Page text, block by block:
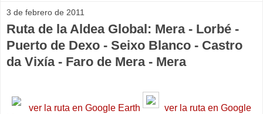
3 de febrero de 2011
Ruta de la Aldea Global: Mera - Lorbé -
Puerto de Dexo - Seixo Blanco - Castro
da Vixía - Faro de Mera - Mera
ver la ruta en Google Earth ver la ruta en Google